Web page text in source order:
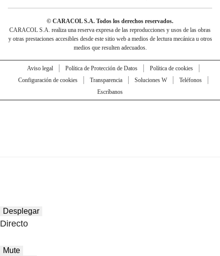
© CARACOL S.A. Todos los derechos reservados.
CARACOL S.A. realiza una reserva expresa de las reproducciones y usos de las obras
y otras prestaciones accesibles desde este sitio web a medios de lectura mecánica u otros
medios que resulten adecuados.
Aviso legal Política de Protección de Datos
Política de cookies
Configuración de cookies
Transparencia Soluciones W
Teléfonos
Escríbanos
Desplegar
Directo
Mute